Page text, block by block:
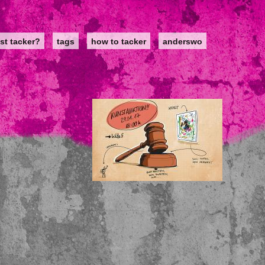
tacker? tags how to tacker anderswo